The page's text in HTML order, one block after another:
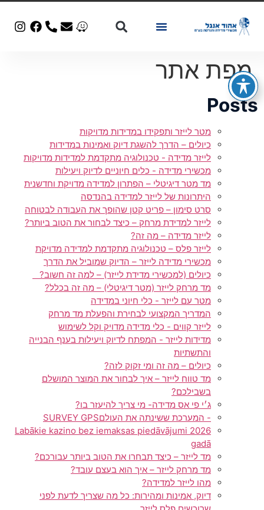
מפת אתר
Posts
מטר לייזר ותפקידו במדידות מדויקות
כיולים – הדרך להשגת דיוק ואמינות במדידות
לייזר מדידה - טכנולוגיה מתקדמת למדידות מדויקות
מכשירי מדידה - כלים חיוניים לדיוק ויעילות
מד מטר דיגיטלי – הפתרון למדידה מדויקת וחדשנית
היתרונות של לייזר למדידה בהנדסה
סרט סימון – פריט קטן שהופך את העבודה לבטוחה
לייזר למדידת מרחק – כיצד לבחור את הטוב ביותר?
לייזר מדידה – מה זה?
לייזר פלס – טכנולוגיה מתקדמת למדידה מדויקת
מכשירי מדידה לייזר – הדיוק שמוביל את הדרך
כיולים (למכשירי מדידת לייזר) – למה זה חשוב?
מד מרחק לייזר (מטר דיגיטלי) – מה זה בכלל?
מטר עם לייזר - כלי חיוני במדידה
המדריך המקצועי לבחירת והפעלת מד מרחק
לייזר קווים - כלי מדידה מדויק וקל לשימוש
מדידות לייזר - המפתח לדיוק ויעילות בענף הבנייה
והתשתיות
כיולים – מה זה ומי זקוק לזה?
מד טווח לייזר – איך לבחור את המוצר המושלם
בשבילכם?
ג׳י פי אס מדידה- מי צריך להיעזר בו?
- המערכת ששינתה את העולםSURVEY GPS
Labākie kazino bez iemaksas piedāvājumi 2026
gadā
מד לייזר – כיצד תבחרו את הטוב ביותר עבורכם?
מד מרחק לייזר – איך הוא בעצם עובד?
מהו לייזר למדידה?
דיוק, אמינות ומהירות: כל מה שצריך לדעת לפני